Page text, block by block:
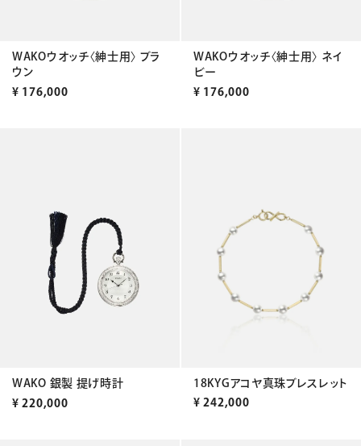
WAKOウオッチ〈紳士用〉 ブラ
ウン
¥ 176,000
WAKOウオッチ〈紳士用〉 ネイ
ビー
¥ 176,000
WAKO 銀製 提げ時計
¥ 220,000
18KYGアコヤ真珠ブレスレット
¥ 242,000